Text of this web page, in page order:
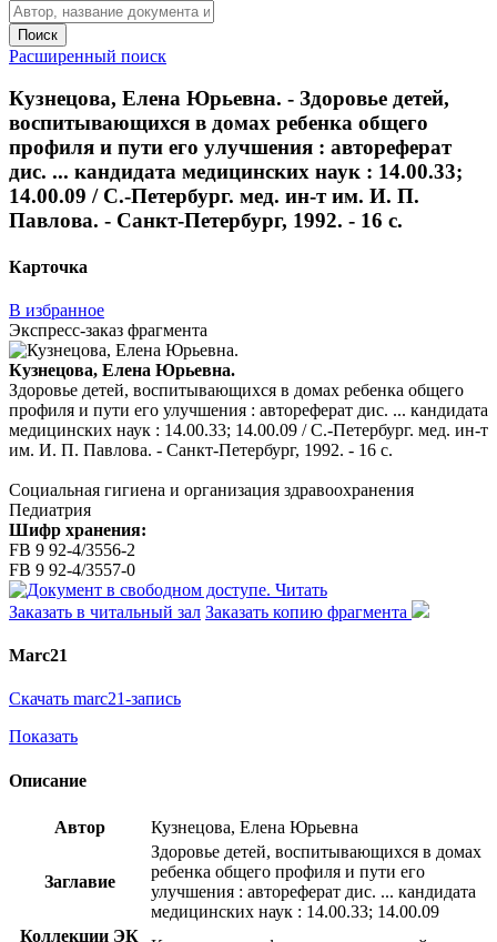
Поиск
Расширенный поиск
Кузнецова, Елена Юрьевна. - Здоровье детей,
воспитывающихся в домах ребенка общего
профиля и пути его улучшения : автореферат
дис. ... кандидата медицинских наук : 14.00.33;
14.00.09 / С.-Петербург. мед. ин-т им. И. П.
Павлова. - Санкт-Петербург, 1992. - 16 с.
Карточка
В избранное
Экспресс-заказ фрагмента
Кузнецова, Елена Юрьевна.
Здоровье детей, воспитывающихся в домах ребенка общего
профиля и пути его улучшения : автореферат дис. ... кандидата
медицинских наук : 14.00.33; 14.00.09 / С.-Петербург. мед. ин-т
им. И. П. Павлова. - Санкт-Петербург, 1992. - 16 с.
Социальная гигиена и организация здравоохранения
Педиатрия
Шифр хранения:
FB 9 92-4/3556-2
FB 9 92-4/3557-0
Читать
Заказать в читальный зал Заказать копию фрагмента
Marc21
Скачать marc21-запись
Показать
Описание
Автор Кузнецова, Елена Юрьевна
Заглавие
Здоровье детей, воспитывающихся в домах
ребенка общего профиля и пути его
улучшения : автореферат дис. ... кандидата
медицинских наук : 14.00.33; 14.00.09
Коллекции ЭК